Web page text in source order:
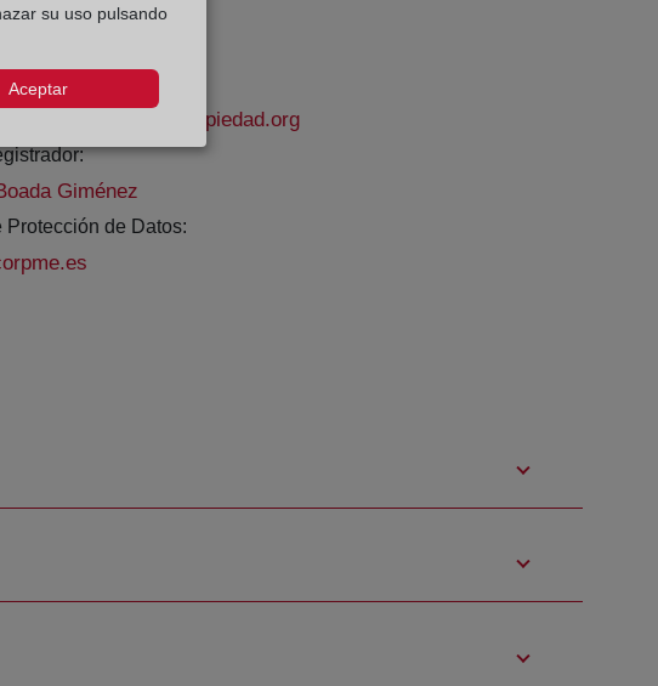
28 02
Giménez
Protección de Datos:
su uso pulsando
Aceptar